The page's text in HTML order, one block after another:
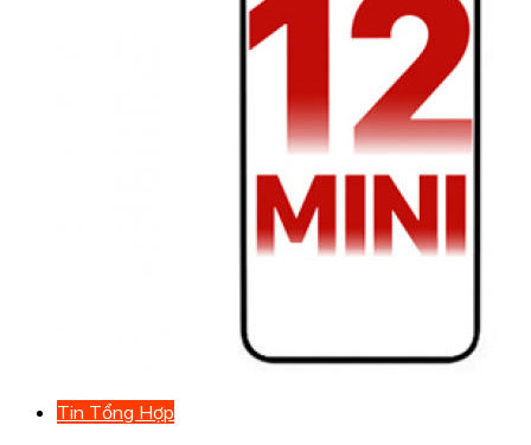
Tin Tổng Hợp